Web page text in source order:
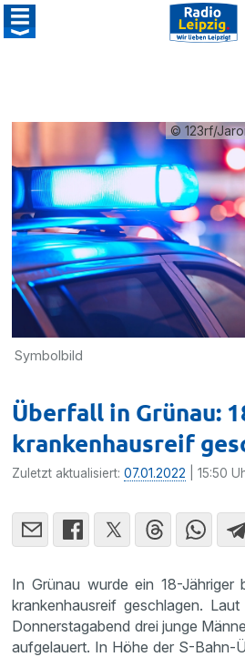
© 123rf/
Symbolbild
Überfall in Grünau:
krankenhausreif
Zuletzt aktualisiert:07.01.2022 | 15:50
In Grünau wurde ein 18-Jähriger
krankenhausreif geschlagen.
Donnerstagabend drei junge
aufgelauert. In Höhe der S-Bahn-